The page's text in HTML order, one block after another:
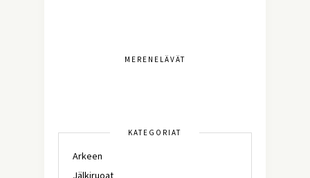
MERENELÄVÄT
KATEGORIAT
Arkeen
Jälkiruoat